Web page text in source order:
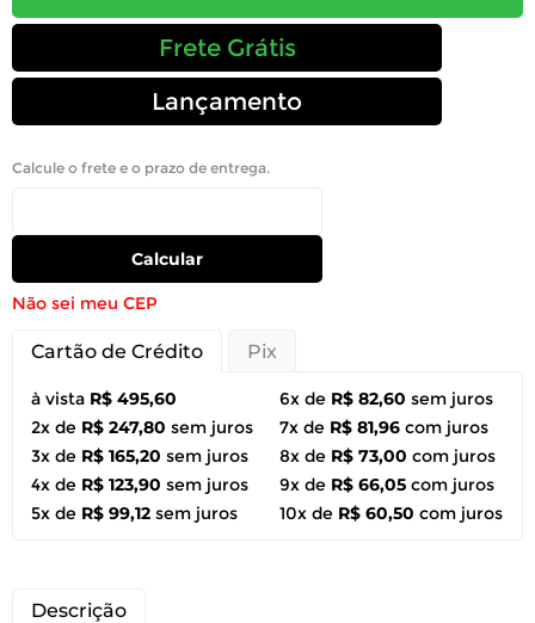
Frete Grátis
Lançamento
Calcule o frete e o prazo de entrega.
Calcular
Não sei meu CEP
Cartão de Crédito Pix
à vista R$ 495,60
2x de R$ 247,80 sem juros
3x de R$ 165,20 sem juros
4x de R$ 123,90 sem juros
5x de R$ 99,12 sem juros
6x de R$ 82,60 sem juros
7x de R$ 81,96 com juros
8x de R$ 73,00 com juros
9x de R$ 66,05 com juros
10x de R$ 60,50 com juros
Descrição